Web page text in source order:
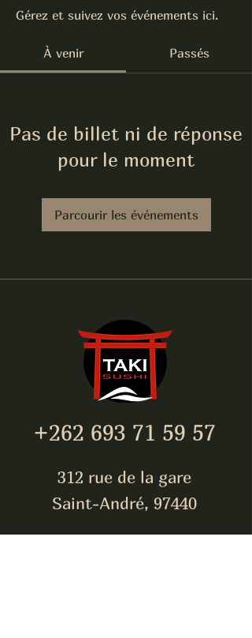
Gérez et suivez vos événements ici.
À venir Passés
Pas de billet ni de réponse
pour le moment
Parcourir les événements
+262 693 71 59 57
312 rue de la gare
Saint-André, 97440